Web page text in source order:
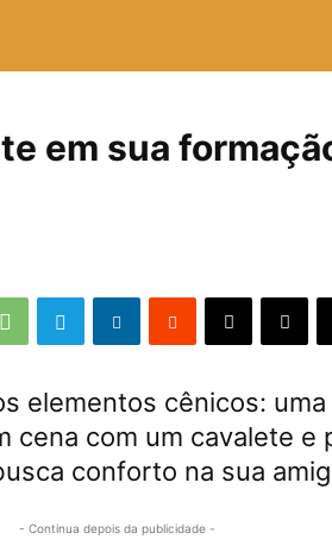
em sua
elementos cênicos:
com um cavalete e
conforto na sua
- Continua depois da publicidade -